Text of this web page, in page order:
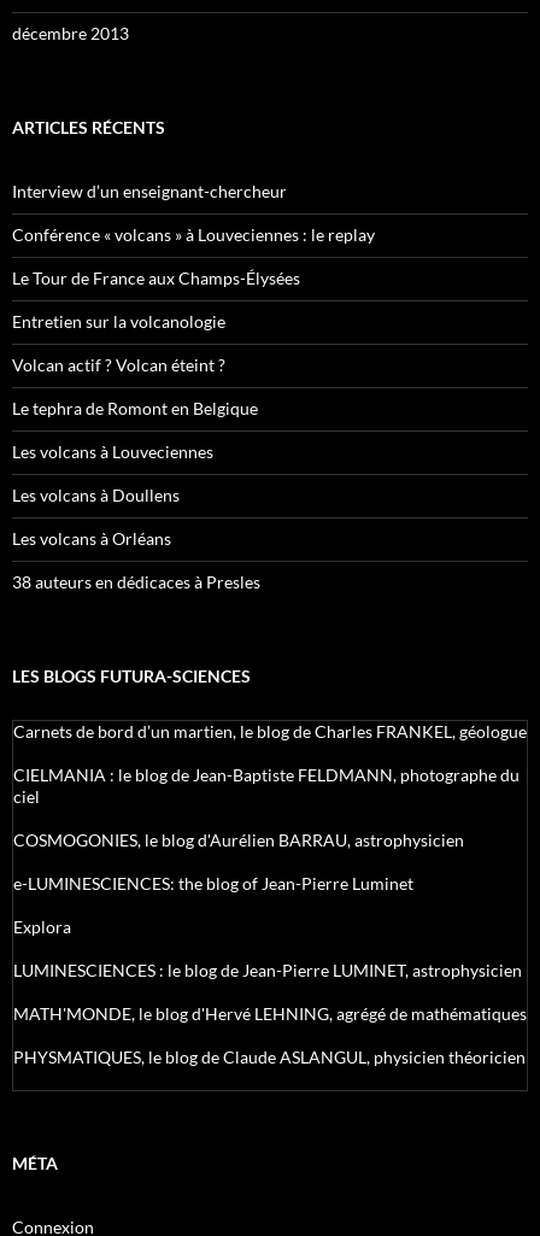
décembre 2013
ARTICLES RÉCENTS
Interview d’un enseignant-chercheur
Conférence « volcans » à Louveciennes : le replay
Le Tour de France aux Champs-Élysées
Entretien sur la volcanologie
Volcan actif ? Volcan éteint ?
Le tephra de Romont en Belgique
Les volcans à Louveciennes
Les volcans à Doullens
Les volcans à Orléans
38 auteurs en dédicaces à Presles
LES BLOGS FUTURA-SCIENCES
Carnets de bord d’un martien, le blog de Charles FRANKEL, géologue
CIELMANIA : le blog de Jean-Baptiste FELDMANN, photographe du
ciel
COSMOGONIES, le blog d'Aurélien BARRAU, astrophysicien
e-LUMINESCIENCES: the blog of Jean-Pierre Luminet
Explora
LUMINESCIENCES : le blog de Jean-Pierre LUMINET, astrophysicien
MATH'MONDE, le blog d'Hervé LEHNING, agrégé de mathématiques
PHYSMATIQUES, le blog de Claude ASLANGUL, physicien théoricien
MÉTA
Connexion